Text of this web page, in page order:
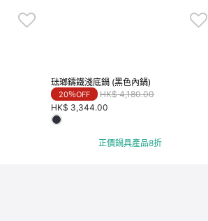
琺瑯鑄鐵淺底鍋 (黑色內鍋)
20％OFF Price reduced from
HK$ 4,180.00to
HK$ 3,344.00
正價鍋具產品8折